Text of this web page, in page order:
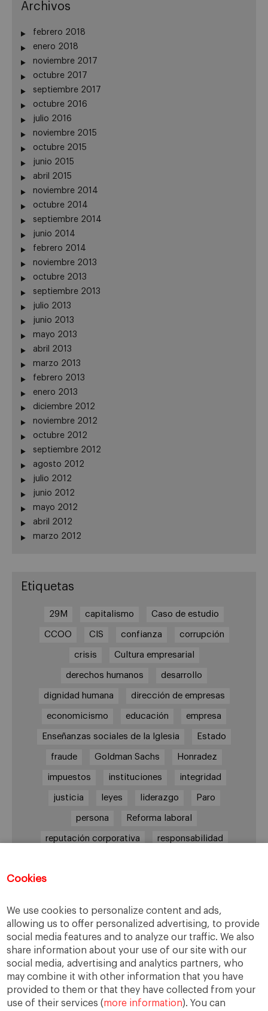
Cookies
We use cookies to personalize content and ads,
allowing us to offer personalized advertising, to provide
social media features and to analyze our traffic. We also
share information about your use of our site with our
social media, advertising and analytics partners, who
may combine it with other information that you have
provided to them or that they have collected from your
use of their services (more information). You can
Archivos
febrero 2018
enero 2018
noviembre 2017
octubre 2017
septiembre 2017
octubre 2016
julio 2016
noviembre 2015
octubre 2015
junio 2015
abril 2015
noviembre 2014
octubre 2014
septiembre 2014
junio 2014
febrero 2014
noviembre 2013
octubre 2013
septiembre 2013
julio 2013
junio 2013
mayo 2013
abril 2013
marzo 2013
febrero 2013
enero 2013
diciembre 2012
noviembre 2012
octubre 2012
septiembre 2012
agosto 2012
julio 2012
junio 2012
mayo 2012
abril 2012
marzo 2012
Etiquetas
29M capitalismo Caso de estudio
CCOO CIS confianza corrupción
crisis Cultura empresarial
derechos humanos desarrollo
dignidad humana dirección de empresas
economicismo educación empresa
Enseñanzas sociales de la Iglesia Estado
fraude Goldman Sachs Honradez
impuestos instituciones integridad
justicia leyes liderazgo Paro
persona Reforma laboral
reputación corporativa responsabilidad
transparencia UGT Valores veracidad
virtudes Ética ética de la banca
ética empresarial